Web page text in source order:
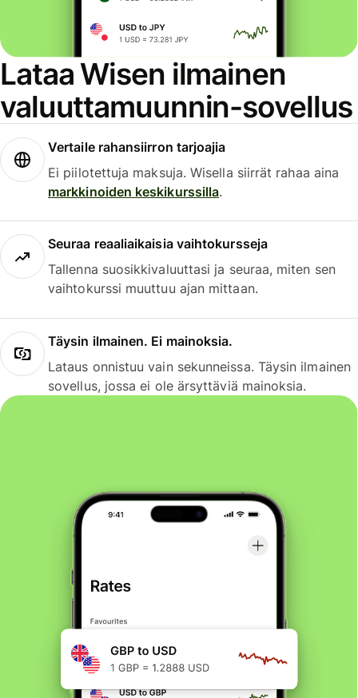
Lataa Wisen ilmainen
valuuttamuunnin-sovellus
Vertaile rahansiirron tarjoajia
Ei piilotettuja maksuja. Wisella siirrät rahaa aina
markkinoiden keskikurssilla.
Seuraa reaaliaikaisia vaihtokursseja
Tallenna suosikkivaluuttasi ja seuraa, miten sen
vaihtokurssi muuttuu ajan mittaan.
Täysin ilmainen. Ei mainoksia.
Lataus onnistuu vain sekunneissa. Täysin ilmainen
sovellus, jossa ei ole ärsyttäviä mainoksia.